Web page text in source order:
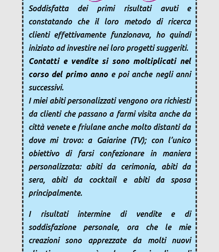
Soddisfatta dei primi risultati avuti e
constatando che il loro metodo di ricerca
clienti effettivamente funzionava, ho quindi
iniziato ad investire nei loro progetti suggeriti.
Contatti e vendite si sono moltiplicati nel
corso del primo anno e poi anche negli anni
successivi.
I miei abiti personalizzati vengono ora richiesti
da clienti che passano a farmi visita anche da
città venete e friulane anche molto distanti da
dove mi trovo: a Gaiarine (TV); con l’unico
obiettivo di farsi confezionare in maniera
personalizzata: abiti da cerimonia, abiti da
sera, abiti da cocktail e abiti da sposa
principalmente.
I risultati intermine di vendite e di
soddisfazione personale, ora che le mie
creazioni sono apprezzate da molti nuovi